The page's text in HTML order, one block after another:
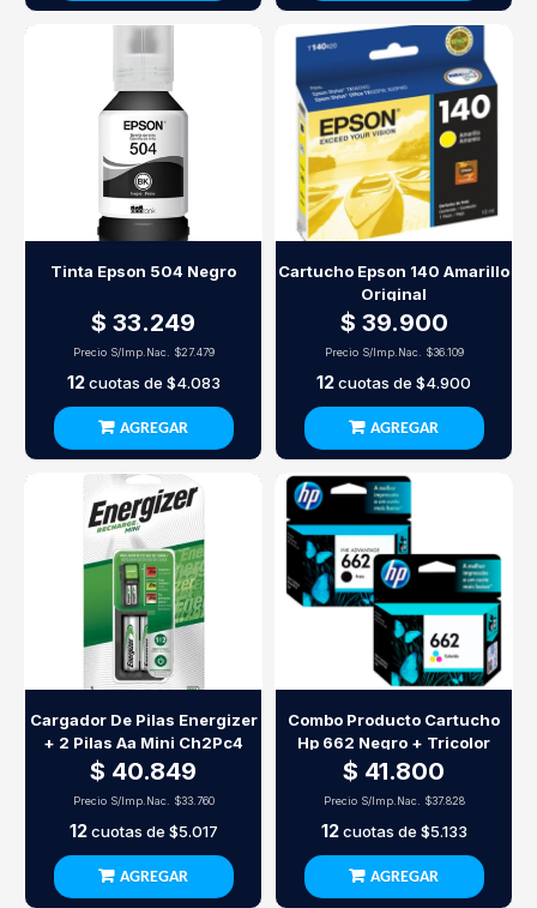
Tinta Epson 504 Negro
$ 33.249
Precio S/Imp.Nac. $27.479
12cuotas de $4.083
AGREGAR
Cartucho Epson 140 Amarillo
Original
$ 39.900
Precio S/Imp.Nac. $36.109
12cuotas de $4.900
AGREGAR
Cargador De Pilas Energizer
+ 2 Pilas Aa Mini Ch2Pc4
$ 40.849
Precio S/Imp.Nac. $33.760
12cuotas de $5.017
AGREGAR
Combo Producto Cartucho
Hp 662 Negro + Tricolor
$ 41.800
Precio S/Imp.Nac. $37.828
12cuotas de $5.133
AGREGAR